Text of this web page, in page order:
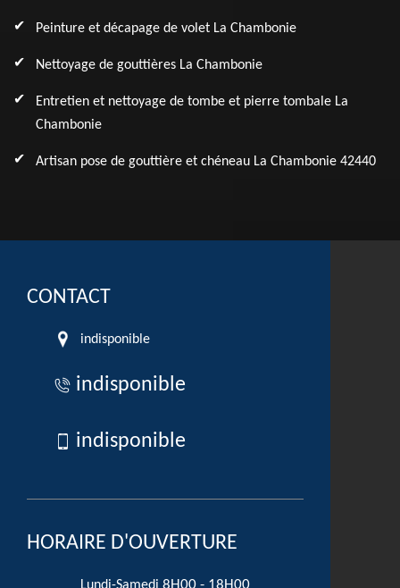
Peinture et décapage de volet La Chambonie
Nettoyage de gouttières La Chambonie
Entretien et nettoyage de tombe et pierre tombale La
Chambonie
Artisan pose de gouttière et chéneau La Chambonie 42440
CONTACT
indisponible
indisponible
indisponible
HORAIRE D'OUVERTURE
8H00 - 18H00